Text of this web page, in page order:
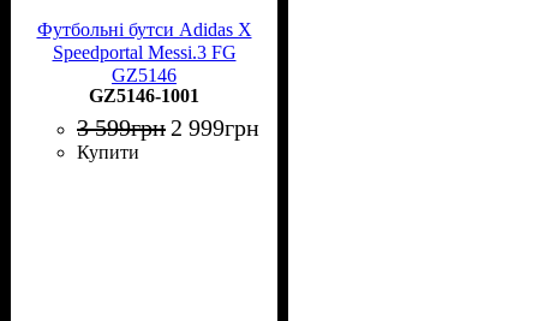
Футбольні бутси Adidas X
Speedportal Messi.3 FG
GZ5146
GZ5146-1001
3 599грн 2 999грн
Купити